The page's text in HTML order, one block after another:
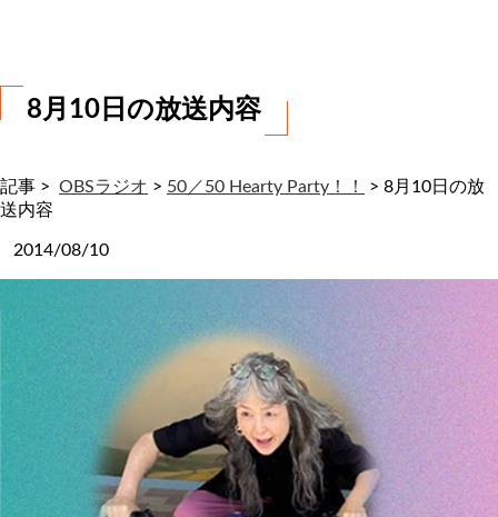
8月10日の放送内容
記事 > OBSラジオ > 50／50 Hearty Party！！ > 8月10日の放
送内容
2014/08/10